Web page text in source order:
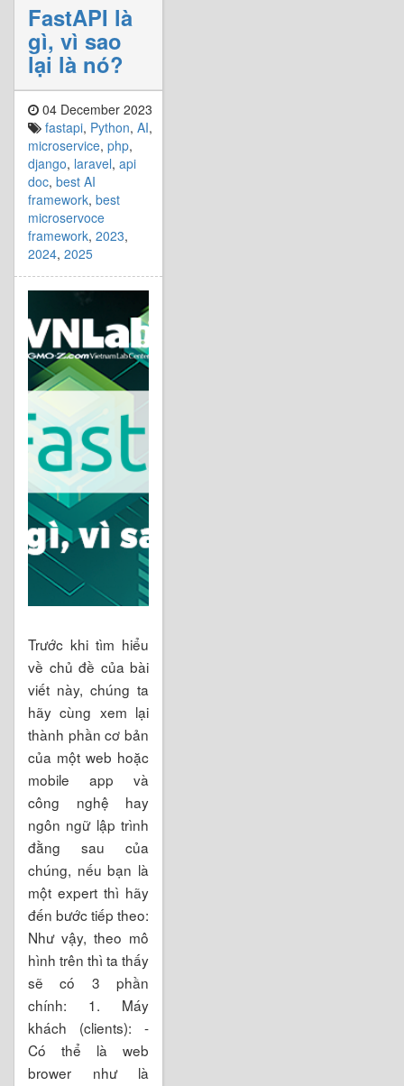
FastAPI là
gì, vì sao
lại là nó?
04 December 2023
fastapi, Python, AI,
microservice, php,
django, laravel, api
doc, best AI
framework, best
microservoce
framework, 2023,
2024, 2025
Trước khi tìm hiểu
về chủ đề của bài
viết này, chúng ta
hãy cùng xem lại
thành phần cơ bản
của một web hoặc
mobile app và
công nghệ hay
ngôn ngữ lập trình
đằng sau của
chúng, nếu bạn là
một expert thì hãy
đến bước tiếp theo:
Như vậy, theo mô
hình trên thì ta thấy
sẽ có 3 phần
chính: 1. Máy
khách (clients): -
Có thể là web
brower như là